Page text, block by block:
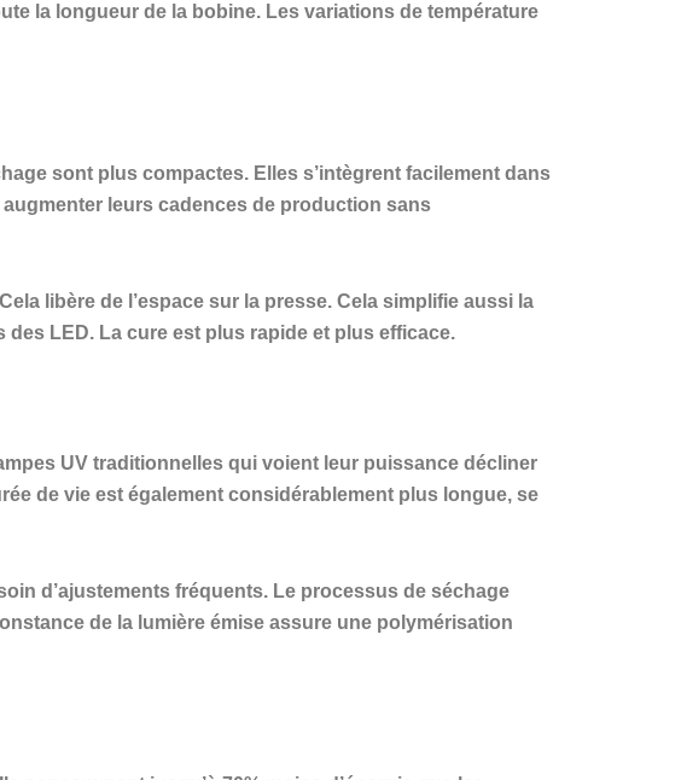
la longueur de la bobine. Les variations de température
sont plus compactes. Elles s’intègrent facilement dans
leurs cadences de production sans
libère de l’espace sur la presse. Cela simplifie aussi la
LED. La cure est plus rapide et plus efficace.
UV traditionnelles qui voient leur puissance décliner
de vie est également considérablement plus longue, se
d’ajustements fréquents. Le processus de séchage
de la lumière émise assure une polymérisation